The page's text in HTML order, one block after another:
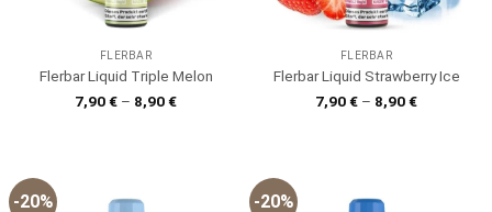
FLERBAR
Flerbar Liquid Triple Melon
7,90€ – 8,90€
FLERBAR
Flerbar Liquid Strawberry Ice
7,90€ – 8,90€
-20% -20%